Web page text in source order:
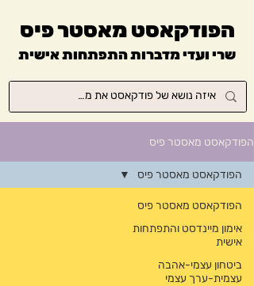
הפודקאסט מאסטר פיס
שרי ועדי מדברות התפתחות אישית
הפודקאסט מאסטר פיס
הפודקאסט מאסטר פיס
אימון מיינדסט והתפתחות
אישית
ביטחון עצמי-אהבה
עצמית-ערך עצמי
הפודקאסט מאסטר פיס